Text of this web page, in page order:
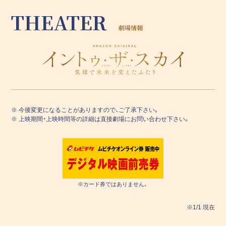
THEATER 劇場情報
※ 今後変更になることがありますので、ご了承下さい。
※ 上映期間・上映時間等の詳細は直接劇場にお問い合わせ下さい。
※カード券ではありません。
※1/1 現在